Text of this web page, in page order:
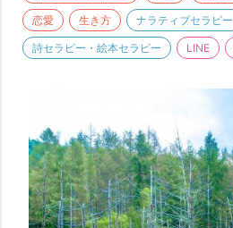
恋愛 生き方 ナラティブセラピー
詩セラピー・絵本セラピー LINE